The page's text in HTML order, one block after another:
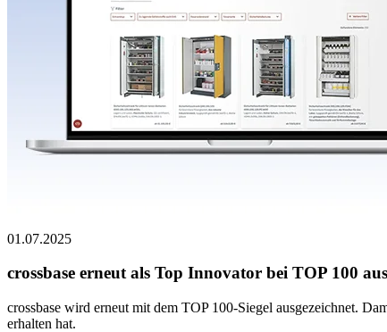
01.07.2025
crossbase erneut als Top Innovator bei TOP 100
crossbase wird erneut mit dem TOP 100-Siegel ausgezeichnet.
erhalten hat.